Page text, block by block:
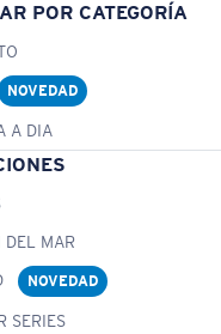
POR CATEGORÍA
NOVEDAD
A DIA
DEL MAR
NOVEDAD
SERIES